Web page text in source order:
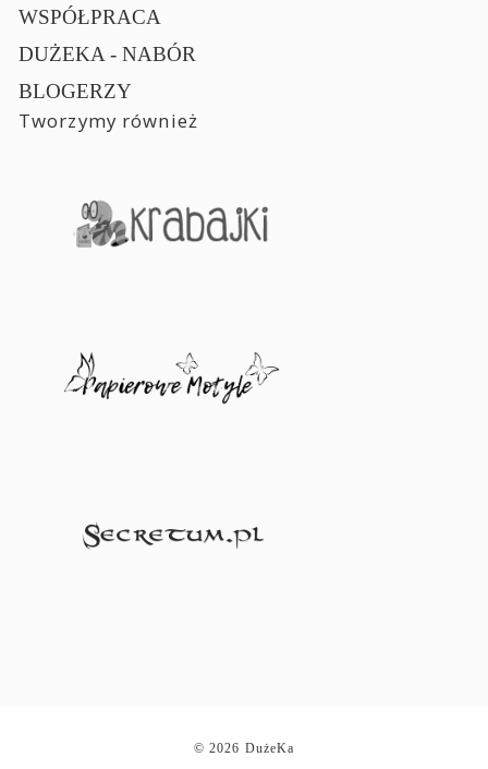
WSPÓŁPRACA
DUŻEKA - NABÓR
BLOGERZY
Tworzymy również
© 2026 DużeKa